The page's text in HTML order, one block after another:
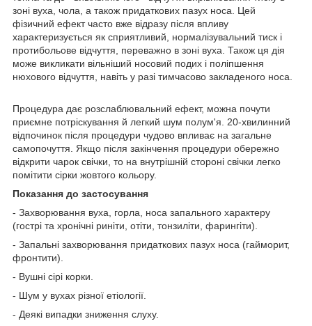
зоні вуха, чола, а також придаткових пазух носа. Цей
фізичний ефект часто вже відразу після впливу
характеризується як сприятливий, нормалізувальний тиск і
протибольове відчуття, переважно в зоні вуха. Також ця дія
може викликати вільніший носовий подих і поліпшення
нюхового відчуття, навіть у разі тимчасово закладеного носа.
Процедура дає розслаблювальний ефект, можна почути
приємне потріскування й легкий шум полум'я. 20-хвилинний
відпочинок після процедури чудово впливає на загальне
самопочуття. Якщо після закінчення процедури обережно
відкрити чарок свічки, то на внутрішній стороні свічки легко
помітити сірки жовтого кольору.
Показання до застосування
- Захворювання вуха, горла, носа запального характеру
(гострі та хронічні риніти, отіти, тонзиліти, фарингіти).
- Запальні захворювання придаткових пазух носа (гайморит,
фронтити).
- Вушні сірі корки.
- Шум у вухах різної етіології.
- Деякі випадки зниження слуху.